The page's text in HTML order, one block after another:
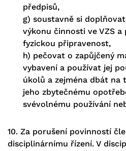
předpisů,
g) soustavně si
výkonu činnosti ve VZS a
fyzickou připravenost,
h) pečovat o zapůjčený
vybavení a používat jej
úkolů a zejména dbát na
jeho zbytečnému
svévolnému používání
10. Za porušení povinností
disciplinárnímu řízení. V